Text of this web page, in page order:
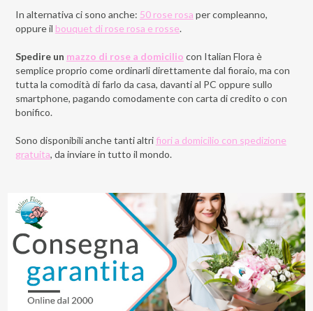
In alternativa ci sono anche: 50 rose rosa per compleanno,
oppure il bouquet di rose rosa e rosse.
Spedire un mazzo di rose a domicilio con Italian Flora è
semplice proprio come ordinarli direttamente dal fioraio, ma con
tutta la comodità di farlo da casa, davanti al PC oppure sullo
smartphone, pagando comodamente con carta di credito o con
bonifico.
Sono disponibili anche tanti altri fiori a domicilio con spedizione
gratuita, da inviare in tutto il mondo.